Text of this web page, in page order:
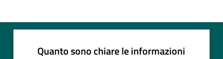
Quanto sono chiare le informazioni